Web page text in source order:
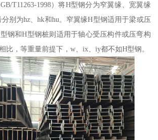
T11263-1998）将H型钢分为窄翼缘、宽翼缘
别为hz、hk和hu。窄翼缘H型钢适用于梁或压
钢和H型钢桩则适用于轴心受压构件或压弯构
比，等重量前提下，w、ix、iy都不如H型钢。